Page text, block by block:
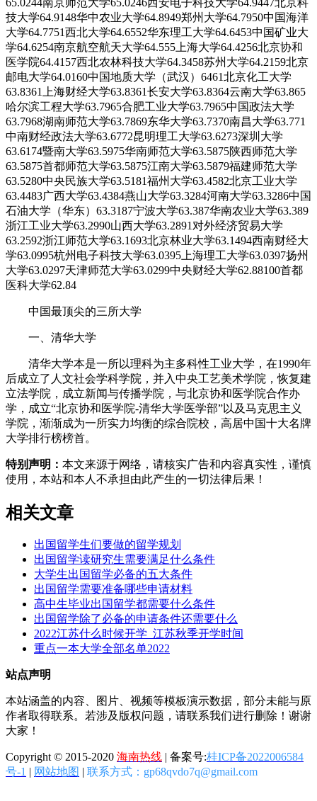
技大学64.9148华中农业大学64.8949郑州大学64.7950中国海洋
大学64.7751西北大学64.6552华东理工大学64.6453中国矿业大
学64.6254南京航空航天大学64.555上海大学64.4256北京协和
医学院64.4157西北农林科技大学64.3458苏州大学64.2159北京
邮电大学64.0160中国地质大学（武汉）6461北京化工大学
63.8361上海财经大学63.8361长安大学63.8364云南大学63.865
哈尔滨工程大学63.7965合肥工业大学63.7965中国政法大学
63.7968湖南师范大学63.7869东华大学63.7370南昌大学63.771
中南财经政法大学63.6772昆明理工大学63.6273深圳大学
63.6174暨南大学63.5975华南师范大学63.5875陕西师范大学
63.5875首都师范大学63.5875江南大学63.5879福建师范大学
63.5280中央民族大学63.5181福州大学63.4582北京工业大学
63.4483广西大学63.4384燕山大学63.3284河南大学63.3286中国
石油大学（华东）63.3187宁波大学63.387华南农业大学63.389
浙江工业大学63.2990山西大学63.2891对外经济贸易大学
63.2592浙江师范大学63.1693北京林业大学63.1494西南财经大
学63.0995杭州电子科技大学63.0395上海理工大学63.0397扬州
大学63.0297天津师范大学63.0299中央财经大学62.88100首都
医科大学62.84
中国最顶尖的三所大学
一、清华大学
清华大学本是一所以理科为主多科性工业大学，在1990年
后成立了人文社会学科学院，并入中央工艺美术学院，恢复建
立法学院，成立新闻与传播学院，与北京协和医学院合作办
学，成立“北京协和医学院-清华大学医学部”以及马克思主义
学院，渐渐成为一所实力均衡的综合院校，高居中国十大名牌
大学排行榜榜首。
特别声明： 本文来源于网络，请核实广告和内容真实性，谨慎
使用，本站和本人不承担由此产生的一切法律后果！
相关文章
出国留学生们要做的留学规划
出国留学读研究生需要满足什么条件
大学生出国留学必备的五大条件
出国留学需要准备哪些申请材料
高中生毕业出国留学都需要什么条件
出国留学除了必备的申请条件还需要什么
2022江苏什么时候开学_江苏秋季开学时间
重点一本大学全部名单2022
站点声明
本站涵盖的内容、图片、视频等模板演示数据，部分未能与原
作者取得联系。若涉及版权问题，请联系我们进行删除！谢谢
大家！
Copyright © 2015-2020 海南热线 | 备案号:桂ICP备2022006584
号-1 | 网站地图 | 联系方式：gp68qvdo7q@gmail.com